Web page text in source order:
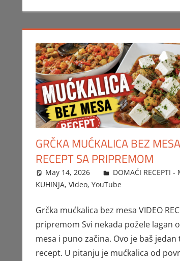
GRČKA MUĆKALICA BEZ
RECEPT SA PRIPREMOM
May 14, 2026 FTorgAdmin
DOMAĆI RECEPTI -
KUHINJA, Video, YouTube
Grčka mućkalica bez mesa VIDEO
pripremom Svi nekada požele lagan
mesa i puno začina. Ovo je baš jedan
recept. U pitanju je mućkalica od